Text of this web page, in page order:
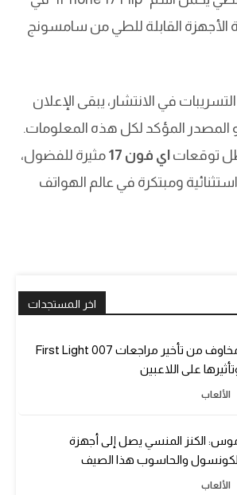
الأجهزة القابلة للطي من سامسونج
في الانتشار، يبقى الإعلان
المؤكد لكل هذه المعلومات.
توقعاتاي فون 17
مثيرة للفضول،
ومبتكرة في عالم الهواتف
اخر المستجدات
مخاوف من تأخير مراجعات 007 First Light
على اللاعبين
الألعاب
الكنز المنسي يصل إلى أجهزة
والحاسوب هذا الصيف
الألعاب